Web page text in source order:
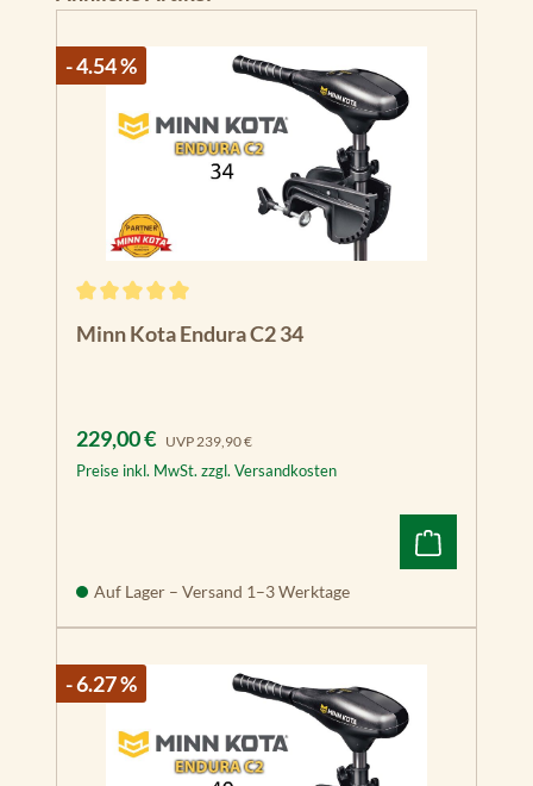
- 4.54 %
Minn Kota Endura C2 34
Verkaufspreis:
229,00 € UVP 239,90 €
Preise inkl. MwSt. zzgl. Versandkosten
Auf Lager – Versand 1–3 Werktage
- 6.27 %